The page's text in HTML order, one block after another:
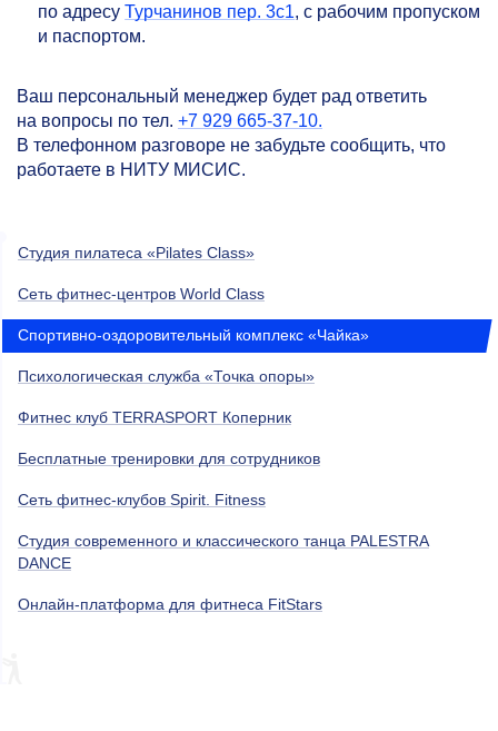
по адресуТурчанинов пер. 3с1, с рабочим пропуском
и паспортом.
Ваш персональный менеджер будет рад ответить
на вопросы по тел. +7 929 665-37-10.
В телефонном разговоре не забудьте сообщить, что
работаете в НИТУ МИСИС.
Студия пилатеса «Pilates Class»
Сеть фитнес-центров World Class
Спортивно-оздоровительный комплекс «Чайка»
Психологическая служба «Точка опоры»
Фитнес клуб TERRASPORT Коперник
Бесплатные тренировки для сотрудников
Сеть фитнес-клубов Spirit. Fitness
Студия современного и классического танца PALESTRA
DANCE
Онлайн-платформа для фитнеса FitStars